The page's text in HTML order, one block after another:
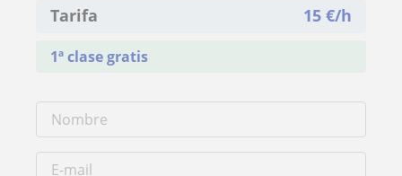
Tarifa 15 €/h
1ª clase gratis